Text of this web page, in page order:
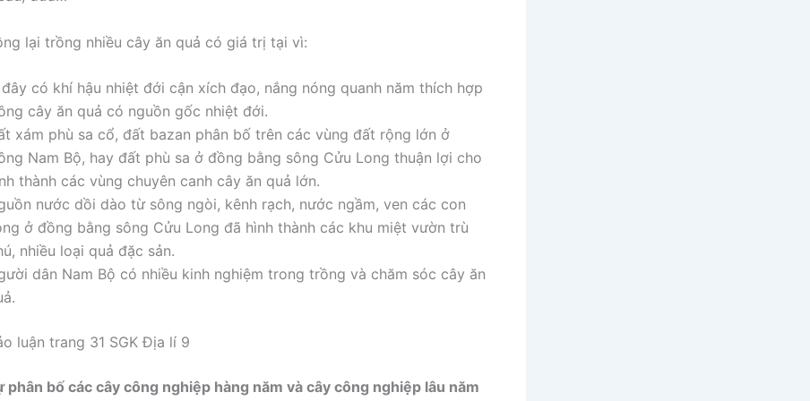
lại trồng nhiều cây ăn quả có giá trị tại vì:
đây có khí hậu nhiệt đới cận xích đạo, nắng nóng quanh năm thích hợp
cây ăn quả có nguồn gốc nhiệt đới.
xám phù sa cổ, đất bazan phân bố trên các vùng đất rộng lớn ở
Nam Bộ, hay đất phù sa ở đồng bằng sông Cửu Long thuận lợi cho
thành các vùng chuyên canh cây ăn quả lớn.
nước dồi dào từ sông ngòi, kênh rạch, nước ngầm, ven các con
ở đồng bằng sông Cửu Long đã hình thành các khu miệt vườn trù
nhiều loại quả đặc sản.
dân Nam Bộ có nhiều kinh nghiệm trong trồng và chăm sóc cây ăn
luận trang 31 SGK Địa lí 9
phân bố các cây công nghiệp hàng năm và cây công nghiệp lâu năm